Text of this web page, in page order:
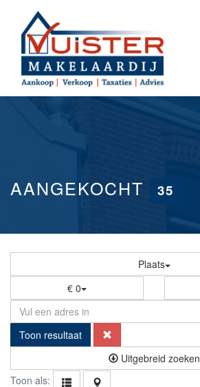
AANGEKOCHT 35
Plaats
€ 0
Toon resultaat
Uitgebreid zoeken
Toon als: